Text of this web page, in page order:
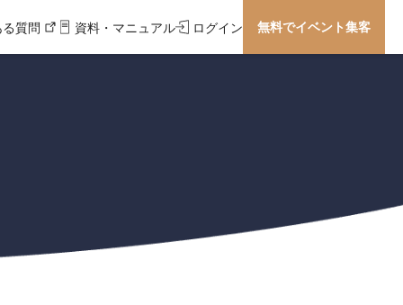
る質問 資料・マニュアル ログイン 無料でイベント集客